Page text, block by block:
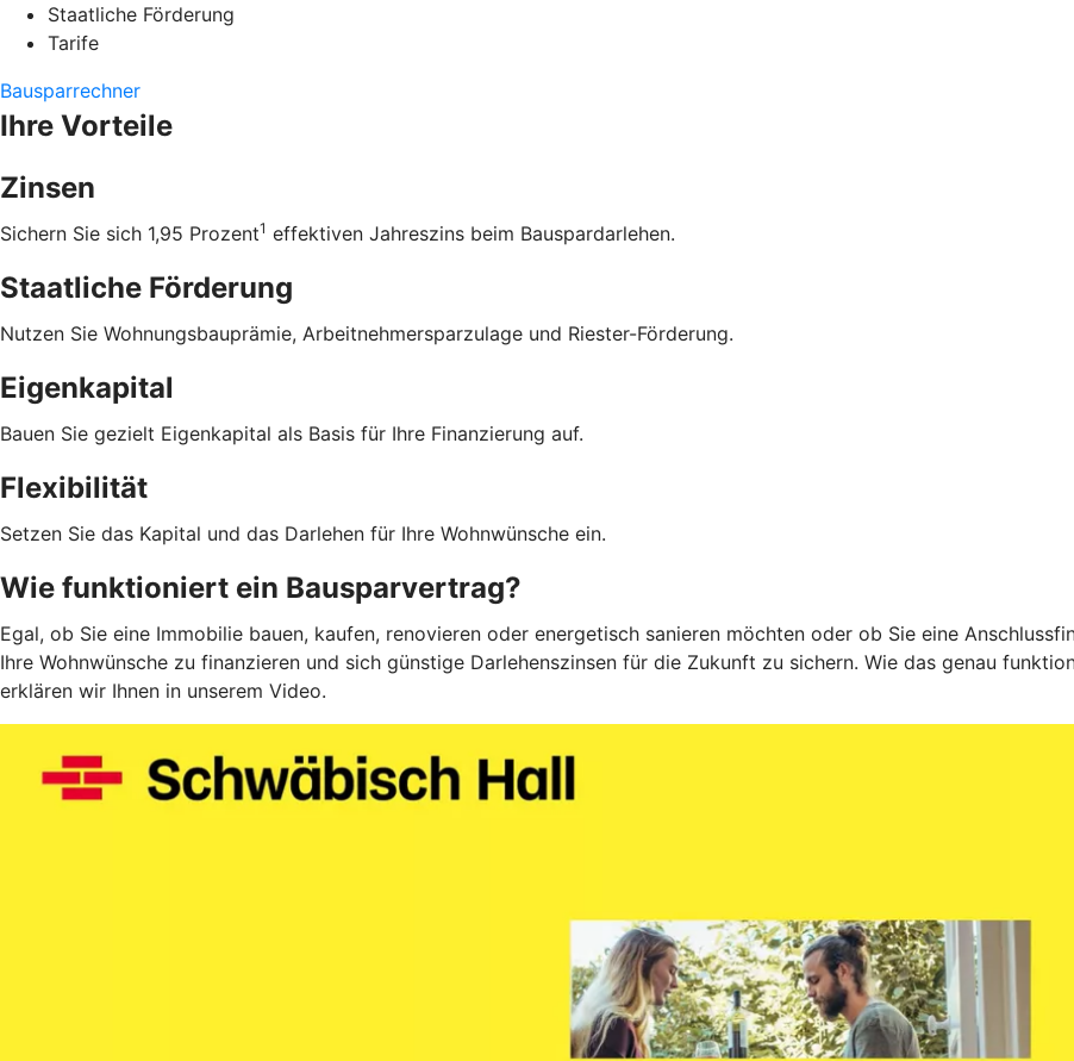
Staatliche Förderung
Tarife
Bausparrechner
Ihre Vorteile
Zinsen
Sichern Sie sich 1,95 Prozent1 effektiven Jahreszins beim Bauspardarlehen.
Staatliche Förderung
Nutzen Sie Wohnungsbauprämie, Arbeitnehmersparzulage und Riester-Förderung.
Eigenkapital
Bauen Sie gezielt Eigenkapital als Basis für Ihre Finanzierung auf.
Flexibilität
Setzen Sie das Kapital und das Darlehen für Ihre Wohnwünsche ein.
Wie funktioniert ein Bausparvertrag?
Egal, ob Sie eine Immobilie bauen, kaufen, renovieren oder energetisch sanieren möchten oder ob Sie eine
Ihre Wohnwünsche zu finanzieren und sich günstige Darlehenszinsen für die Zukunft zu sichern. Wie das genau
erklären wir Ihnen in unserem Video.